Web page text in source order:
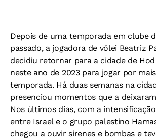
Depois de uma temporada em clube
passado, a jogadora de vôlei Beatriz
decidiu retornar para a cidade de
neste ano de 2023 para jogar por
temporada. Há duas semanas na
presenciou momentos que a
Nos últimos dias, com a
entre Israel e o grupo palestino
chegou a ouvir sirenes e bombas e